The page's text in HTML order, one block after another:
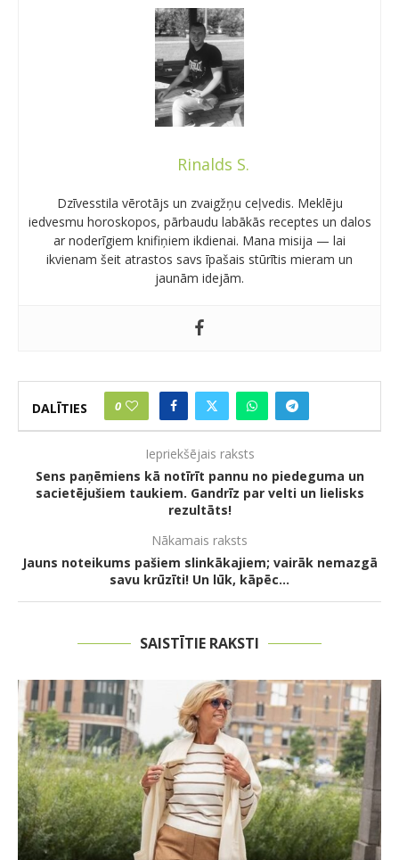
Rinalds S.
Dzīvesstila vērotājs un zvaigžņu ceļvedis. Meklēju
iedvesmu horoskopos, pārbaudu labākās receptes un dalos
ar noderīgiem knifiņiem ikdienai. Mana misija — lai
ikvienam šeit atrastos savs īpašais stūrītis mieram un
jaunām idejām.
DALĪTIES 0
Iepriekšējais raksts
Sens paņēmiens kā notīrīt pannu no piedeguma un
sacietējušiem taukiem. Gandrīz par velti un lielisks
rezultāts!
Nākamais raksts
Jauns noteikums pašiem slinkākajiem; vairāk nemazgā
savu krūzīti! Un lūk, kāpēc…
SAISTĪTIE RAKSTI